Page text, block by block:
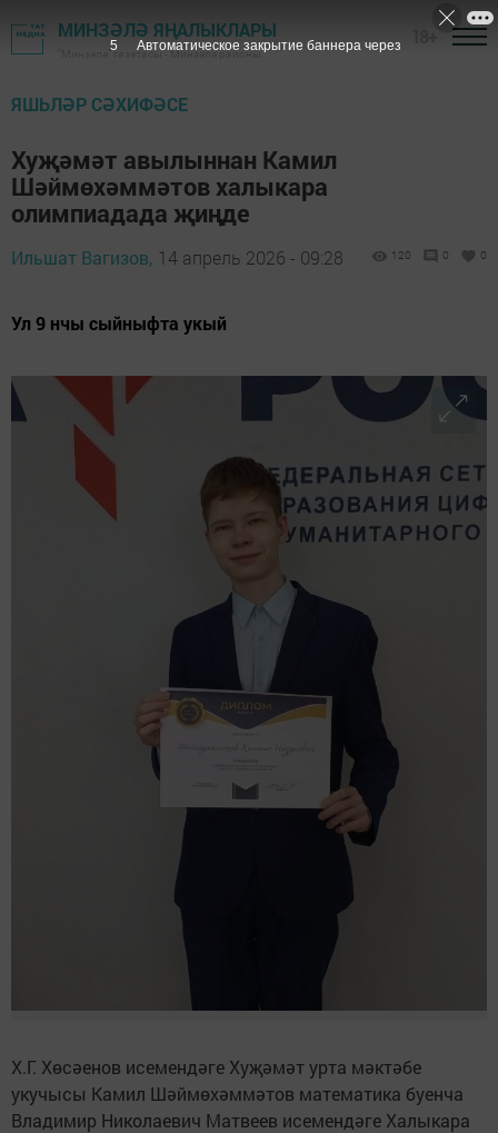
МИНЗӘЛӘ ЯҢАЛЫКЛАРЫ
"Минзәлә" газетасы - Минзәлә районы
ЯШЬЛӘР СӘХИФӘСЕ
Хуҗәмәт авылыннан Камил
Шәймөхәммәтов халыкара
олимпиадада җиңде
Ильшат Вагизов, 14 апрель 2026 - 09:28 120 0 0
Ул 9 нчы сыйныфта укый
Х.Г. Хөсәенов исемендәге Хуҗәмәт урта мәктәбе
укучысы Камил Шәймөхәммәтов математика буенча
Владимир Николаевич Матвеев исемендәге Халыкара
4 Автоматическое закрытие баннера через